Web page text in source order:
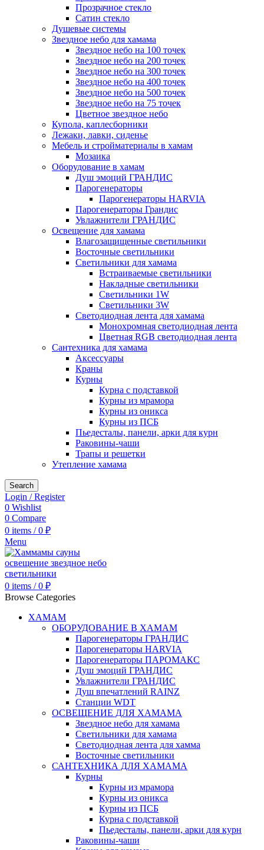
Прозрачное стекло
Сатин стекло
Душевые системы
Звездное небо для хамама
Звездное небо на 100 точек
Звездное небо на 200 точек
Звездное небо на 300 точек
Звездное небо на 400 точек
Звездное небо на 500 точек
Звездное небо на 75 точек
Цветное звездное небо
Купола, каплесборники
Лежаки, лавки, сиденье
Мебель и стройматериалы в хамам
Мозаика
Оборудование в хамам
Душ эмоций ГРАНДИС
Парогенераторы
Парогенераторы HARVIA
Парогенераторы Грандис
Увлажнители ГРАНДИС
Освещение для хамама
Влагозащищенные светильники
Восточные светильники
Светильники для хамама
Встраиваемые светильники
Накладные светильники
Светильники 1W
Светильники 3W
Светодиодная лента для хамама
Монохромная светодиодная лента
Цветная RGB светодиодная лента
Сантехника для хамама
Аксессуары
Краны
Курны
Курна с подставкой
Курны из мрамора
Курны из оникса
Курны из ПСБ
Пьедесталы, панели, арки для курн
Раковины-чаши
Трапы и решетки
Утепление хамама
Search
Login / Register
0 Wishlist
0 Compare
0 items / 0 ₽
Menu
0 items / 0 ₽
Browse Categories
ХАМАМ
ОБОРУДОВАНИЕ В ХАМАМ
Парогенераторы ГРАНДИС
Парогенераторы HARVIA
Парогенераторы ПАРОМАКС
Душ эмоций ГРАНДИС
Увлажнители ГРАНДИС
Душ впечатлений RAINZ
Станции WDT
ОСВЕЩЕНИЕ ДЛЯ ХАМАМА
Звездное небо для хамама
Светильники для хамама
Светодиодная лента для хамма
Восточные светильники
САНТЕХНИКА ДЛЯ ХАМАМА
Курны
Курны из мрамора
Курны из оникса
Курны из ПСБ
Курна с подставкой
Пьедесталы, панели, арки для курн
Раковины-чаши